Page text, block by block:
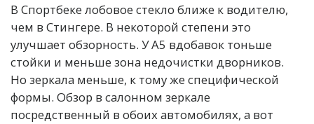
В Спортбеке лобовое стекло ближе к водителю,
чем в Стингере. В некоторой степени это
улучшает обзорность. У A5 вдобавок тоньше
стойки и меньше зона недочистки дворников.
Но зеркала меньше, к тому же специфической
формы. Обзор в салонном зеркале
посредственный в обоих автомобилях, а вот